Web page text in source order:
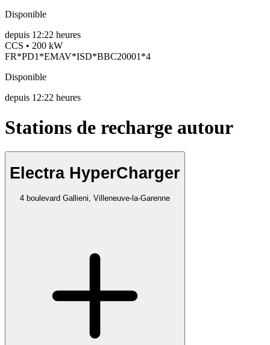
Disponible
depuis 12:22 heures
CCS • 200 kW
FR*PD1*EMAV*ISD*BBC20001*4
Disponible
depuis 12:22 heures
Stations de recharge autour
Electra HyperCharger
4 boulevard Gallieni, Villeneuve-la-Garenne